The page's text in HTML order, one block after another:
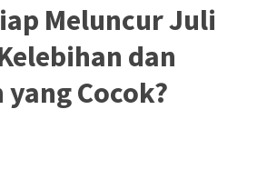
Meluncur Juli
dan
Cocok?